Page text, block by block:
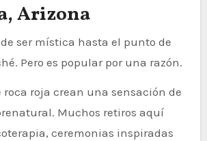
Arizona
ser mística hasta el punto de
Pero es popular por una razón.
roca roja crean una sensación de
Muchos retiros aquí
ceremonias inspiradas